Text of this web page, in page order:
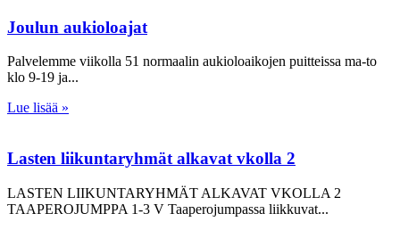
Joulun aukioloajat
Palvelemme viikolla 51 normaalin aukioloaikojen puitteissa ma-to
klo 9-19 ja
Lue lisää »
Lasten liikuntaryhmät alkavat vkolla 2
LASTEN LIIKUNTARYHMÄT ALKAVAT VKOLLA 2
TAAPEROJUMPPA 1-3 V Taaperojumpassa liikkuvat